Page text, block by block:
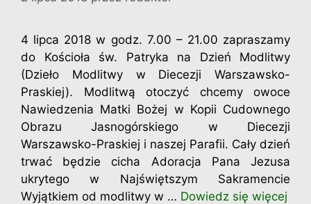
4 lipca 2018 w godz. 7.00 – 21.00 zapraszamy
do Kościoła św. Patryka na Dzień Modlitwy
(Dzieło Modlitwy w Diecezji Warszawsko-
Praskiej). Modlitwą otoczyć chcemy owoce
Nawiedzenia Matki Bożej w Kopii Cudownego
Obrazu Jasnogórskiego w Diecezji
Warszawsko-Praskiej i naszej Parafii. Cały dzień
trwać będzie cicha Adoracja Pana Jezusa
ukrytego w Najświętszym Sakramencie
Wyjątkiem od modlitwy w … Dowiedz się więcej